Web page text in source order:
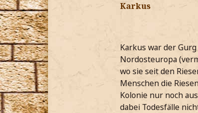
Karkus
Karkus war der
Nordosteuropa
wo sie seit den
Menschen die
Kolonie nur noch
dabei Todesfälle